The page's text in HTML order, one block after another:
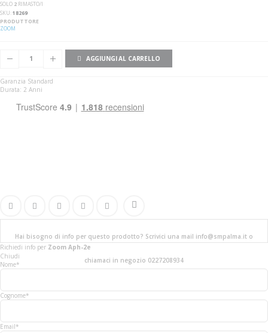
SOLO 2 RIMASTO/I
SKU 18269
PRODUTTORE
ZOOM
AGGIUNGI AL CARRELLO
Garanzia Standard
Durata: 2 Anni
Hai bisogno di info per questo prodotto? Scrivici una mail info@smpalma.it o
chiamaci in negozio 0227208934
Richiedi info per Zoom Aph-2e
Chiudi
Nome*
Cognome*
Email*